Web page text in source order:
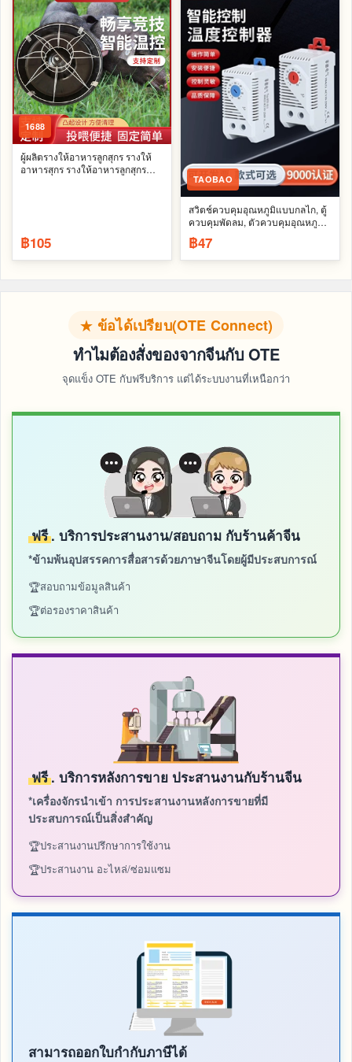
1688
ผู้ผลิตรางให้อาหารลูกสุกร รางให้
อาหารสุกร รางให้อาหารลูกสุกร
฿105
TAOBAO
สวิตช์ควบคุมอุณหภูมิแบบกลไก, ตู้
ควบคุมพัดลม, ตัวควบคุมอุณหภูมิ
อุตสาหกรรม, เครื่องทำความร้อน
(ใช้งานได้กับอุปกรณ์ต่างๆ)
฿47
★ ข้อได้เปรียบ(OTE Connect)
ทำไมต้องสั่งของจากจีนกับ OTE
จุดแข็ง OTE กับฟรีบริการ แต่ได้ระบบงานที่เหนือกว่า
ฟรี . บริการประสานงาน/สอบถาม กับร้านค้าจีน
*ข้ามพ้นอุปสรรคการสื่อสารด้วยภาษาจีนโดยผู้มีประสบการณ์
สอบถามข้อมูลสินค้า
ต่อรองราคาสินค้า
ฟรี . บริการหลังการขาย ประสานงานกับร้านจีน
*เครื่องจักรนำเข้า การประสานงานหลังการขายที่มี
ประสบการณ์เป็นสิ่งสำคัญ
ประสานงานปรึกษาการใช้งาน
ประสานงาน อะไหล่/ซ่อมแซม
สามารถออกใบกำกับภาษีได้